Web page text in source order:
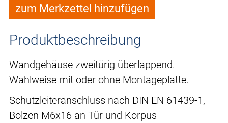
zum Merkzettel hinzufügen
Produktbeschreibung
Wandgehäuse zweitürig überlappend.
Wahlweise mit oder ohne Montageplatte.
Schutzleiteranschluss nach DIN EN 61439-1,
Bolzen M6x16 an Tür und Korpus